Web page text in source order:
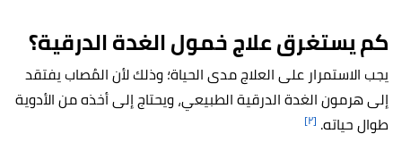
كم يستغرق علاج خمول الغدة الدرقية؟
يجب الاستمرار على العلاج مدى الحياة؛ وذلك لأن المُصاب يفتقد
إلى هرمون الغدة الدرقية الطبيعي، ويحتاج إلى أخذه من الأدوية
طوال حياته. [٢]